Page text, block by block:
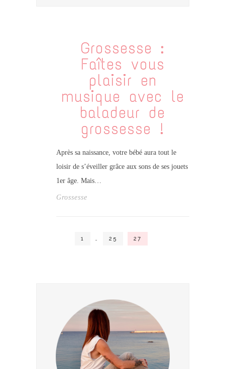
Grossesse :
Faîtes vous
plaisir en
musique avec le
baladeur de
grossesse !
Après sa naissance, votre bébé aura tout le
loisir de s’éveiller grâce aux sons de ses jouets
1er âge. Mais…
Grossesse
1 … 25 27